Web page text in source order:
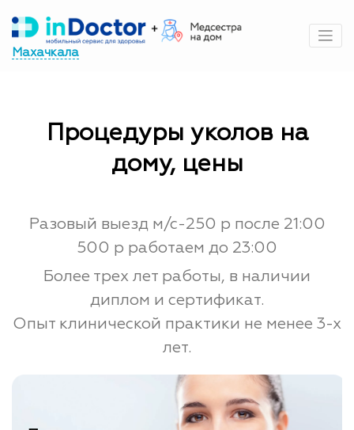
содержимому
Махачкала
Процедуры уколов на
дому, цены
Разовый выезд м/с-250 р после 21:00
500 р работаем до 23:00
Более трех лет работы, в наличии
диплом и сертификат.
Опыт клинической практики не менее 3-х
лет.